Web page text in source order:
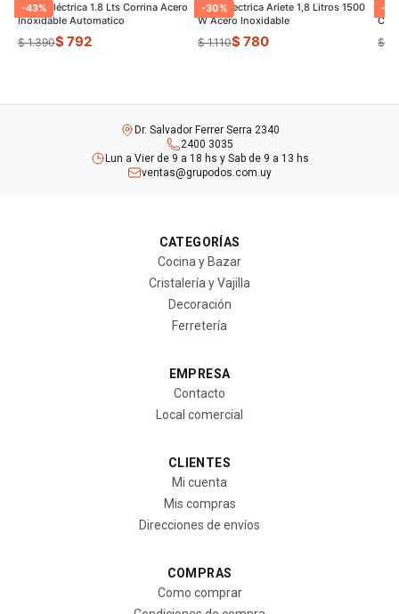
-43%
Jarrra Eléctrica 1.8 Lts Corrina Acero
Inoxidable Automatico
$ 1.390$ 792
-30%
Jarra Electrica Ariete 1,8 Litros 1500
W Acero Inoxidable
$ 1.110$ 780
-
$
Dr. Salvador Ferrer Serra 2340
2400 3035
Lun a Vier de 9 a 18 hs y Sab de 9 a 13 hs
ventas@grupodos.com.uy
CATEGORÍAS
Cocina y Bazar
Cristalería y Vajilla
Decoración
Ferretería
EMPRESA
Contacto
Local comercial
CLIENTES
Mi cuenta
Mis compras
Direcciones de envíos
COMPRAS
Como comprar